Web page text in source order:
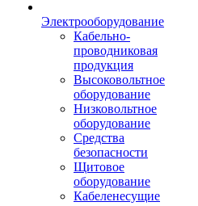
Электрооборудование
Кабельно-
проводниковая
продукция
Высоковольтное
оборудование
Низковольтное
оборудование
Средства
безопасности
Щитовое
оборудование
Кабеленесущие